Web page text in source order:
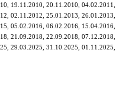
19.11.2010, 20.11.2010,
02.11.2012, 25.01.2013,
05.02.2016, 06.02.2016,
21.09.2018, 22.09.2018,
29.03.2025, 31.10.2025, 01.11.2025,